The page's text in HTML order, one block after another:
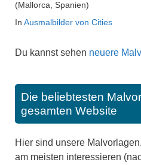
(Mallorca, Spanien)
In Ausmalbilder von Cities
Du kannst sehen neuere
Die beliebtesten
gesamten Website
Hier sind unsere
am meisten interessieren